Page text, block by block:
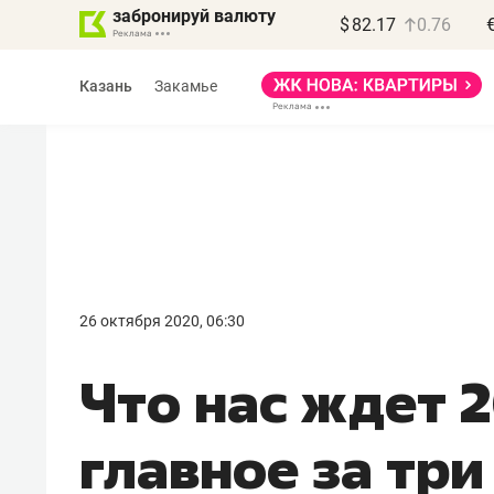
забронируй валюту $ 82.17 0.76
Казань Закамье
26 октября 2020, 06:30
Что нас ждет
главное за
правил, бизнес может
потерять минимум